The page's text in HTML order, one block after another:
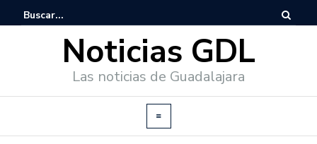
Noticias GDL
Las noticias de Guadalajara